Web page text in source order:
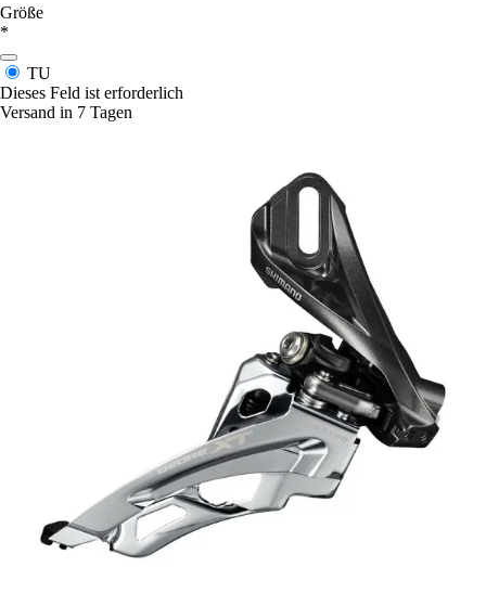
Größe
*
TU
Dieses Feld ist erforderlich
Versand in 7 Tagen